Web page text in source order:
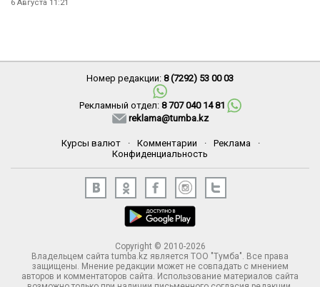
6 Августа 11:21
Номер редакции: 8 (7292) 53 00 03
Рекламный отдел: 8 707 040 14 81
reklama@tumba.kz
Курсы валют · Комментарии · Реклама
·
Конфиденциальность
Copyright © 2010-2026
Владельцем сайта tumba.kz является ТОО "Тумба". Все права
защищены. Мнение редакции может не совпадать с мнением
авторов и комментаторов сайта. Использование материалов сайта